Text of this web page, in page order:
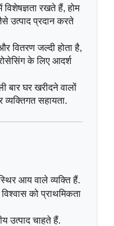
विशेषज्ञता रखते हैं, होम
उत्पाद प्रदान करते
वितरण जल्दी होता है,
के लिए आदर्श
बार घर खरीदने वालों
सहायता.
आय वाले व्यक्ति हैं.
विश्वास को प्राथमिकता
उत्पाद चाहते हैं.